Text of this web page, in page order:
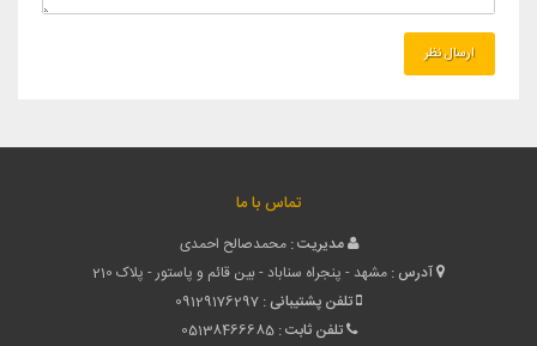
تماس با ما
مدیریت : محمدصالح احمدی
آدرس : مشهد - پنجراه سناباد - بین قائم و پاستور - پلاک 210
تلفن پشتیبانی : 09129176297
تلفن ثابت : 05138466685